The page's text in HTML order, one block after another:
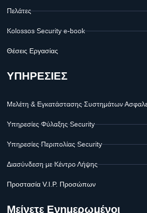
Πελάτες
Kolossos Security e-book
Θέσεις Εργασίας
ΥΠΗΡΕΣΙΕΣ
Μελέτη & Εγκατάστασης Συστημάτων
Υπηρεσίες Φύλαξης Security
Υπηρεσίες Περιπολίας Security
Διασύνδεση με Κέντρο Λήψης
Προστασία V.I.P. Προσώπων
Μείνετε Ενημερωμένοι